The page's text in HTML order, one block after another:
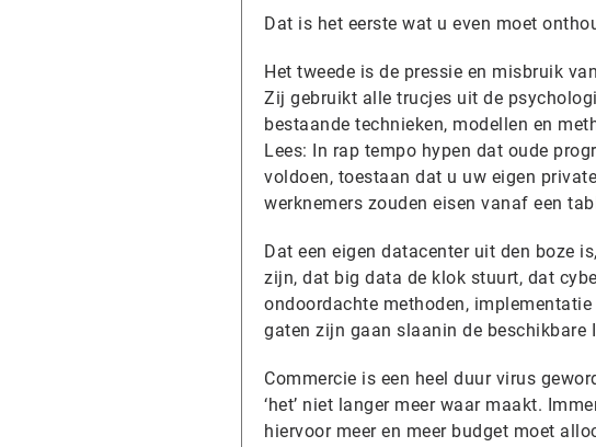
Dat is het eerste wat u even moet
Het tweede is de pressie en misbruik
Zij gebruikt alle trucjes uit de
bestaande technieken, modellen en
Lees: In rap tempo hypen dat oude
voldoen, toestaan dat u uw eigen
werknemers zouden eisen vanaf een
Dat een eigen datacenter uit den boze
zijn, dat big data de klok stuurt, dat
ondoordachte methoden,
gaten zijn gaan slaanin de beschikbare
Commercie is een heel duur virus
‘het’ niet langer meer waar maakt.
hiervoor meer en meer budget moet